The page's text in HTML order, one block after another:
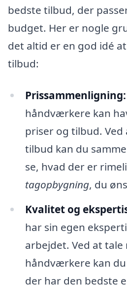
bedste tilbud, der
budget. Her er nogle
det altid er en god idé
tilbud:
Prissammenligning:
håndværkere kan
priser og tilbud.
tilbud kan du
se, hvad der er
tagopbygning, du
Kvalitet og
har sin egen
arbejdet. Ved at tale
håndværkere kan
der har den bedste